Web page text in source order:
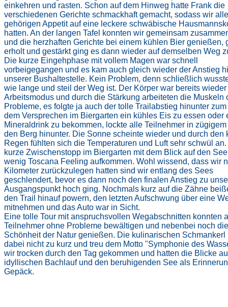
einkehren und rasten. Schon auf dem Hinweg hatte Frank die
verschiedenen Gerichte schmackhaft gemacht, sodass wir alle
gehörigen Appetit auf eine leckere schwäbische
hatten. An der langen Tafel konnten wir gemeinsam
und die herzhaften Gerichte bei einem kühlen Bier genießen,
erholt und gestärkt ging es dann wieder auf demselben Weg
Die kurze Eingehphase mit vollem Magen war schnell
vorbeigegangen und es kam auch gleich wieder der Anstieg
unserer Bushaltestelle. Kein Problem, denn schließlich
wie lange und steil der Weg ist. Der Körper war bereits wieder
Arbeitsmodus und durch die Stärkung arbeiteten die Muskeln
Probleme, es folgte ja auch der tolle Trailabstieg hinunter
dem Versprechen im Biergarten ein kühles Eis zu essen oder
Mineraldrink zu bekommen, lockte alle Teilnehmer in zügigem
den Berg hinunter. Die Sonne scheinte wieder und durch den
Regen fühlten sich die Temperaturen und Luft sehr schwül
kurze Zwischenstopp im Biergarten mit dem Blick auf den
wenig Toscana Feeling aufkommen. Wohl wissend, dass wir
Kilometer zurückzulegen hatten sind wir entlang des Sees
geschlendert, bevor es dann noch den finalen Anstieg zu
Ausgangspunkt hoch ging. Nochmals kurz auf die Zähne
den Trail hinauf powern, den letzten Aufschwung über eine
mitnehmen und das Auto war in Sicht.
Eine tolle Tour mit anspruchsvollen Wegabschnitten konnten
Teilnehmer ohne Probleme bewältigen und nebenbei noch die
Schönheit der Natur genießen. Die kulinarischen Schmankerl
dabei nicht zu kurz und treu dem Motto "Symphonie des
wir trocken durch den Tag gekommen und hatten die Blicke
idyllischen Bachlauf und den beruhigenden See als
Gepäck.